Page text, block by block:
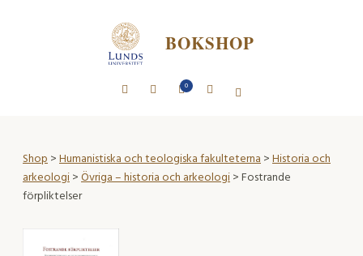
BOKSHOP
0
Shop>Humanistiska och teologiska fakulteterna>Historia och
arkeologi>Övriga – historia och arkeologi> Fostrande
förpliktelser